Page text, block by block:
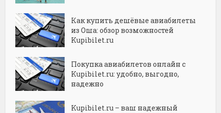
Как купить дешёвые авиабилеты
из Оша: обзор возможностей
Kupibilet.ru
Покупка авиабилетов онлайн с
Kupibilet.ru: удобно, выгодно,
надежно
Kupibilet.ru – ваш надежный